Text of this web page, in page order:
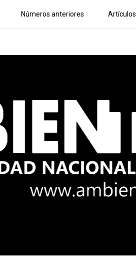
Números anteriores Artículos